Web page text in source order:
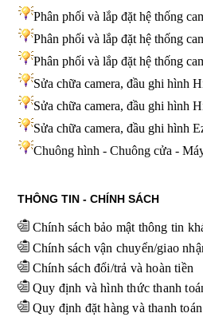
Phân phối và lắp đặt hệ thống
Phân phối và lắp đặt hệ thống
Phân phối và lắp đặt hệ thống
Sửa chữa camera, đầu ghi hình
Sửa chữa camera, đầu ghi hình
Sửa chữa camera, đầu ghi hình
Chuông hình - Chuông cửa -
THÔNG TIN - CHÍNH SÁCH
Chính sách bảo mật thông tin
Chính sách vận chuyển/giao
Chính sách đổi/trả và hoàn tiền
Quy định và hình thức thanh
Quy định đặt hàng và thanh toán